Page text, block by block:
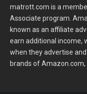
matrott.com is a
Associate program.
known as an affiliate
earn additional income,
when they advertise
brands of Amazon.com,